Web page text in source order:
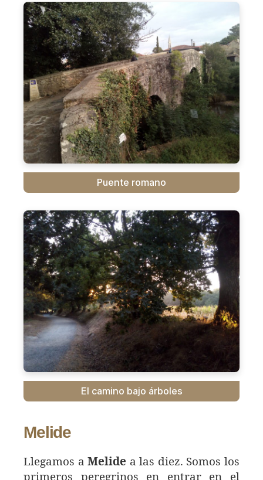
Puente romano
El camino bajo árboles
Melide
Llegamos aMelide a las diez. Somos los
primeros peregrinos en entrar en el